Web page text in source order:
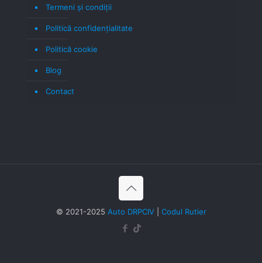
Termeni şi condiţii
Politică confidenţialitate
Politică cookie
Blog
Contact
© 2021-2025 Auto DRPCIV| Codul Rutier